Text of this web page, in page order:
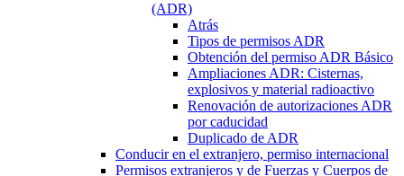
(ADR)
Atrás
Tipos de permisos ADR
Obtención del permiso ADR Básico
Ampliaciones ADR: Cisternas,
explosivos y material radioactivo
Renovación de autorizaciones ADR
por caducidad
Duplicado de ADR
Conducir en el extranjero, permiso internacional
Permisos extranjeros y de Fuerzas y Cuerpos de